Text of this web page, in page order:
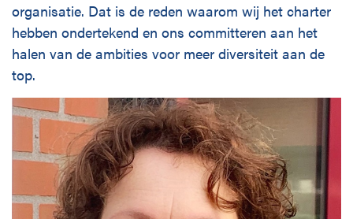
organisatie. Dat is de reden waarom wij het charter
hebben ondertekend en ons committeren aan het
halen van de ambities voor meer diversiteit aan de
top.